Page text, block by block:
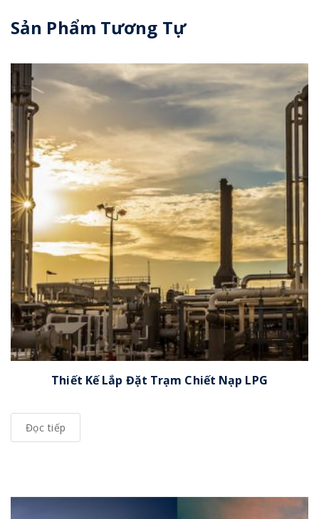
Sản Phẩm Tương Tự
Thiết Kế Lắp Đặt Trạm Chiết Nạp LPG
Đọc tiếp